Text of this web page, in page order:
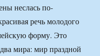
неслась по-
речь молодого
форму. Это
мира: мир праздной